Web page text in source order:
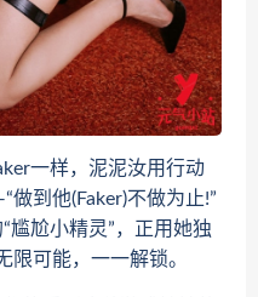
一样，泥泥汝用行动
到他(Faker)不做为止!”
尴尬小精灵”，正用她独
限可能，一一解锁。